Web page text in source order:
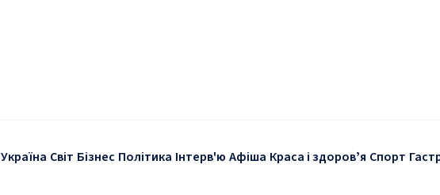
Україна Світ Бізнес Політика Інтерв'ю Афіша Краса і здоровʼя Спорт